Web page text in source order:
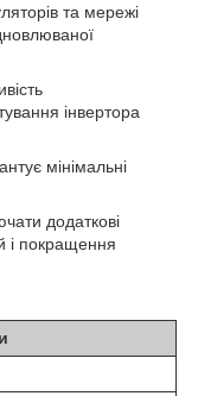
та мережі
інвертора
мінімальні
додаткові
і покращення